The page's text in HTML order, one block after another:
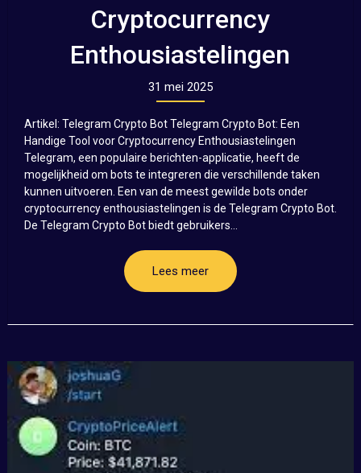
Cryptocurrency
Enthousiastelingen
31 mei 2025
Artikel: Telegram Crypto Bot Telegram Crypto Bot: Een
Handige Tool voor Cryptocurrency Enthousiastelingen
Telegram, een populaire berichten-applicatie, heeft de
mogelijkheid om bots te integreren die verschillende taken
kunnen uitvoeren. Een van de meest gewilde bots onder
cryptocurrency enthousiastelingen is de Telegram Crypto Bot.
De Telegram Crypto Bot biedt gebruikers...
Lees meer